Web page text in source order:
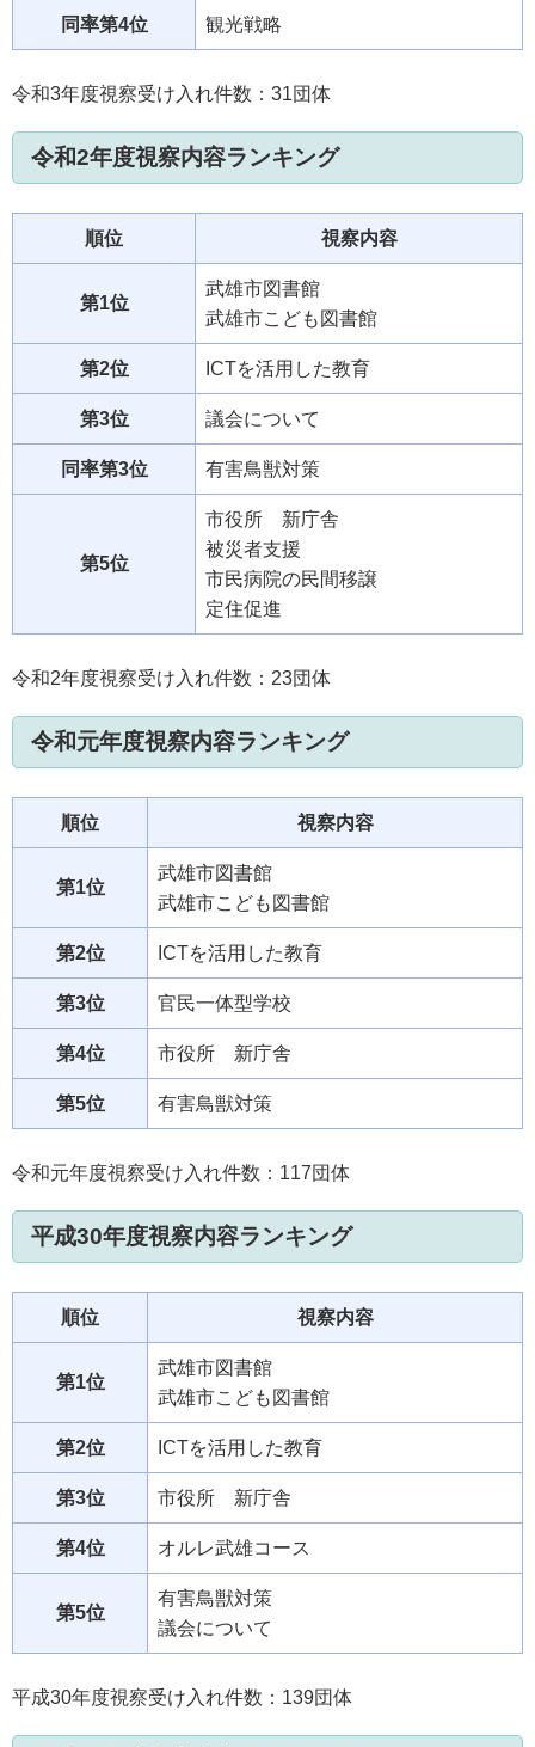
同率第4位 観光戦略
令和3年度視察受け入れ件数：31団体
令和2年度視察内容ランキング
順位 視察内容
第1位
武雄市図書館
武雄市こども図書館
第2位 ICTを活用した教育
第3位 議会について
同率第3位 有害鳥獣対策
第5位
市役所 新庁舎
被災者支援
市民病院の民間移譲
定住促進
令和2年度視察受け入れ件数：23団体
令和元年度視察内容ランキング
順位 視察内容
第1位
武雄市図書館
武雄市こども図書館
第2位 ICTを活用した教育
第3位 官民一体型学校
第4位 市役所 新庁舎
第5位 有害鳥獣対策
令和元年度視察受け入れ件数：117団体
平成30年度視察内容ランキング
順位 視察内容
第1位
武雄市図書館
武雄市こども図書館
第2位 ICTを活用した教育
第3位 市役所 新庁舎
第4位 オルレ武雄コース
第5位
有害鳥獣対策
議会について
平成30年度視察受け入れ件数：139団体